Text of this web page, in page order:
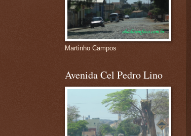
Martinho Campos
Avenida Cel Pedro Lino